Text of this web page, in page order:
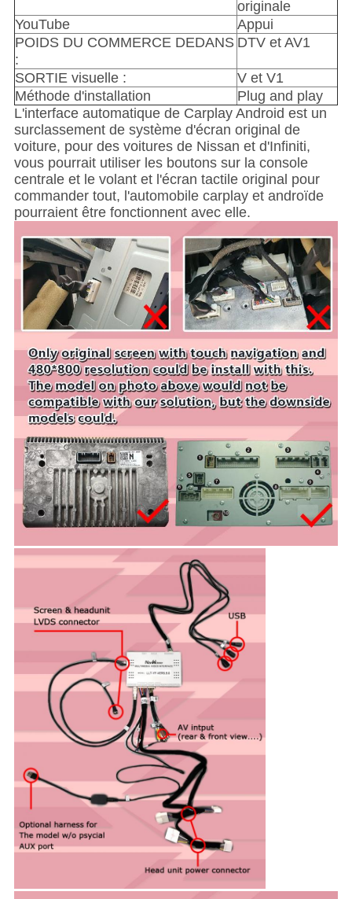
originale
YouTube
Appui
POIDS DU COMMERCE DEDANS
:
DTV et AV1
SORTIE visuelle :
V et V1
Méthode d'installation
Plug and play
L'interface automatique de Carplay Android est un
surclassement de système d'écran original de
voiture, pour des voitures de Nissan et d'Infiniti,
vous pourrait utiliser les boutons sur la console
centrale et le volant et l'écran tactile original pour
commander tout, l'automobile carplay et androïde
pourraient être fonctionnent avec elle.